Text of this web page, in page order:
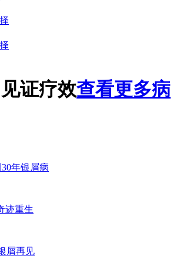
证疗效查看更多病
年银屑病
迹重生
屑再见